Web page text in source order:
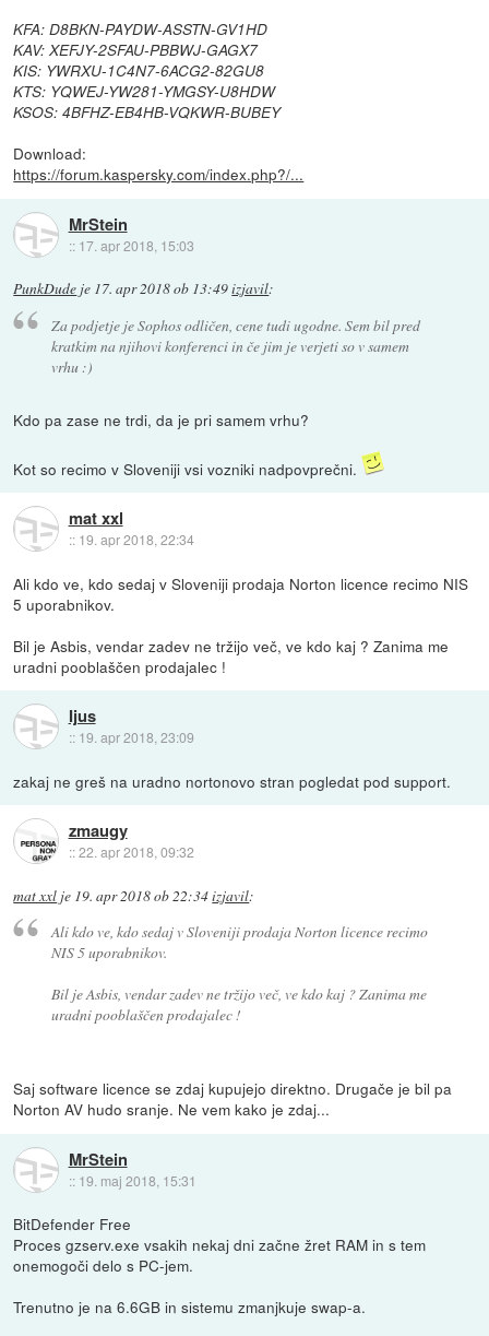
KFA: D8BKN-PAYDW-ASSTN-GV1HD
KAV: XEFJY-2SFAU-PBBWJ-GAGX7
KIS: YWRXU-1C4N7-6ACG2-82GU8
KTS: YQWEJ-YW281-YMGSY-U8HDW
KSOS: 4BFHZ-EB4HB-VQKWR-BUBEY
Download:
https://forum.kaspersky.com/index.php?/...
MrStein
:: 17. apr 2018, 15:03
PunkDude je 17. apr 2018 ob 13:49izjavil:
Za podjetje je Sophos odličen, cene tudi ugodne. Sem bil pred
kratkim na njihovi konferenci in če jim je verjeti so v samem
vrhu :)
Kdo pa zase ne trdi, da je pri samem vrhu?
Kot so recimo v Sloveniji vsi vozniki nadpovprečni.
mat xxl
:: 19. apr 2018, 22:34
Ali kdo ve, kdo sedaj v Sloveniji prodaja Norton licence recimo NIS
5 uporabnikov.
Bil je Asbis, vendar zadev ne tržijo več, ve kdo kaj ? Zanima me
uradni pooblaščen prodajalec !
Ijus
:: 19. apr 2018, 23:09
zakaj ne greš na uradno nortonovo stran pogledat pod support.
zmaugy
::22. apr 2018, 09:32
mat xxl je 19. apr 2018 ob 22:34izjavil:
Ali kdo ve, kdo sedaj v Sloveniji prodaja Norton licence recimo
NIS 5 uporabnikov.
Bil je Asbis, vendar zadev ne tržijo več, ve kdo kaj ? Zanima me
uradni pooblaščen prodajalec !
Saj software licence se zdaj kupujejo direktno. Drugače je bil pa
Norton AV hudo sranje. Ne vem kako je zdaj...
MrStein
:: 19. maj 2018, 15:31
BitDefender Free
Proces gzserv.exe vsakih nekaj dni začne žret RAM in s tem
onemogoči delo s PC-jem.
Trenutno je na 6.6GB in sistemu zmanjkuje swap-a.